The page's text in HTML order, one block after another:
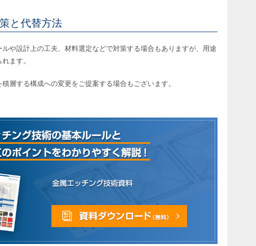
と代替方法
や設計上の工夫、材料選定などで対策する場合もありますが、用途
ます。
層する構成への変更をご提案する場合もございます。